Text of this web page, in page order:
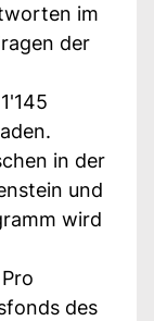
im
der
in der
und
wird
des